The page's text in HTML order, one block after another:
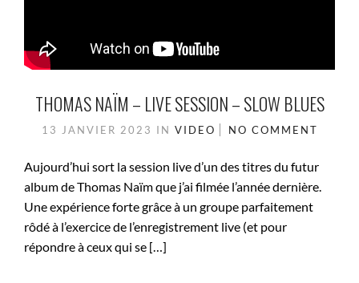
THOMAS NAÏM – LIVE SESSION – SLOW BLUES
13 JANVIER 2023 IN VIDEO NO COMMENT
Aujourd’hui sort la session live d’un des titres du futur
album de Thomas Naïm que j’ai filmée l’année dernière.
Une expérience forte grâce à un groupe parfaitement
rôdé à l’exercice de l’enregistrement live (et pour
répondre à ceux qui se […]